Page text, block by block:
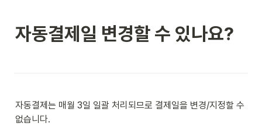
자동결제일 변경할 수 있나요?
자동결제는 매월 3일 일괄 처리되므로 결제일을 변경/지정할 수
없습니다.